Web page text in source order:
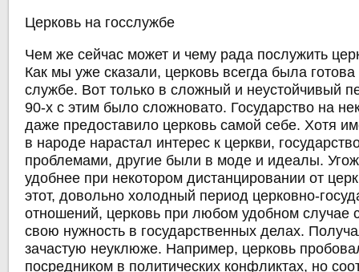
Церковь на госслужбе
Чем же сейчас может и чему рада послужить
Как мы уже сказали, церковь всегда была готова
службе. Вот только в сложный и неустойчивый
90-х с этим было сложновато. Государство на
даже предоставило церковь самой себе. Хотя
в народе нарастал интерес к церкви,
проблемами, другие были в моде и идеалы.
удобнее при некотором дистанцировании от
этот, довольно холодный период церковно-
отношений, церковь при любом удобном случае
свою нужность в государственных делах.
зачастую неуклюже. Например, церковь
посредником в политических конфликтах, но